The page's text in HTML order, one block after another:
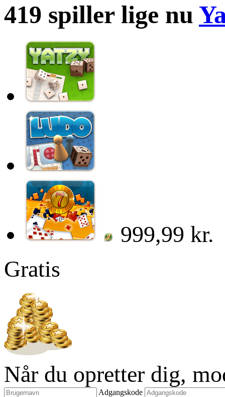
419 spiller lige nu
999,99 kr.
Gratis
Når du opretter dig,
Adgangskode